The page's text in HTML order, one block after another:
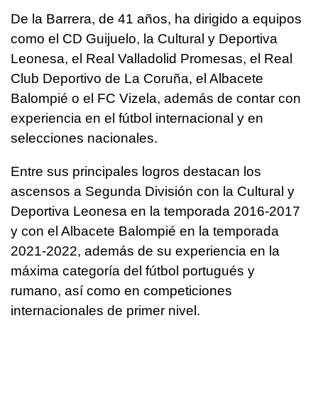
De la Barrera, de 41 años, ha dirigido a equipos
como el CD Guijuelo, la Cultural y Deportiva
Leonesa, el Real Valladolid Promesas, el Real
Club Deportivo de La Coruña, el Albacete
Balompié o el FC Vizela, además de contar con
experiencia en el fútbol internacional y en
selecciones nacionales.
Entre sus principales logros destacan los
ascensos a Segunda División con la Cultural y
Deportiva Leonesa en la temporada 2016-2017
y con el Albacete Balompié en la temporada
2021-2022, además de su experiencia en la
máxima categoría del fútbol portugués y
rumano, así como en competiciones
internacionales de primer nivel.